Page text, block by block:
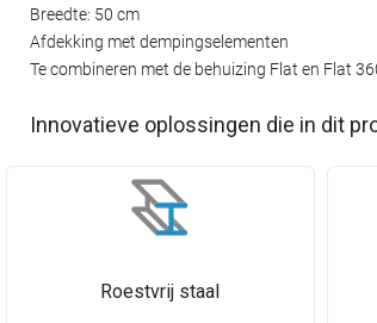
Breedte: 50 cm
Afdekking met dempingselementen
Te combineren met de behuizing Flat en Flat
Innovatieve oplossingen die in dit
Roestvrij staal